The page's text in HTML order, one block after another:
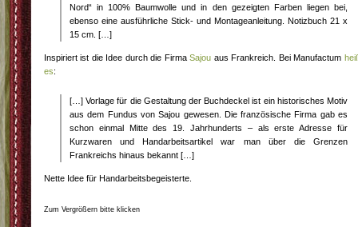
Nord“ in 100% Baumwolle und in den gezeigten Farben liegen bei,
ebenso eine ausführliche Stick- und Montageanleitung. Notizbuch 21 x
15 cm. […]
Inspiriert ist die Idee durch die FirmaSajou aus Frankreich. Bei Manufactum
es:
[…] Vorlage für die Gestaltung der Buchdeckel ist ein historisches Motiv
aus dem Fundus von Sajou gewesen. Die französische Firma gab es
schon einmal Mitte des 19. Jahrhunderts – als erste Adresse für
Kurzwaren und Handarbeitsartikel war man über die Grenzen
Frankreichs hinaus bekannt […]
Nette Idee für Handarbeitsbegeisterte.
Zum Vergrößern bitte klicken